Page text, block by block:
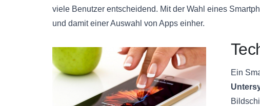
viele Benutzer entscheidend. Mit der Wahl eines
und damit einer Auswahl von Apps einher.
Ein